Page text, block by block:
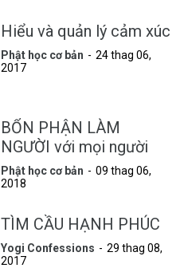
Hiểu và quản lý cảm xúc
Phật học cơ bản
24 thag 06,
2017
BỔN PHẬN LÀM
NGƯỜI với mọi người
Phật học cơ bản
09 thag 06,
2018
TÌM CẦU HẠNH PHÚC
Yogi Confessions
29 thag 08,
2017